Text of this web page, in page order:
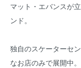
マット・エバンスが
ンド。
独自のスケーターセ
なお店のみで展開中。